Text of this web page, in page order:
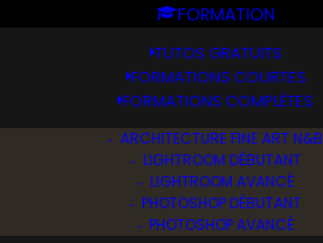
FORMATION
TUTOS GRATUITS
FORMATIONS COURTES
FORMATIONS COMPLÈTES
ARCHITECTURE FINE ART N&B
LIGHTROOM DÉBUTANT
LIGHTROOM AVANCÉ
PHOTOSHOP DÉBUTANT
PHOTOSHOP AVANCÉ